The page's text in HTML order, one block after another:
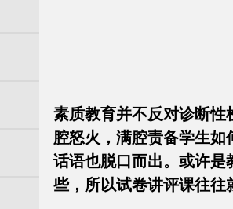
素质教育并不反对诊断性
腔怒火，满腔责备学生
话语也脱口而出。或许是
些，所以试卷讲评课往